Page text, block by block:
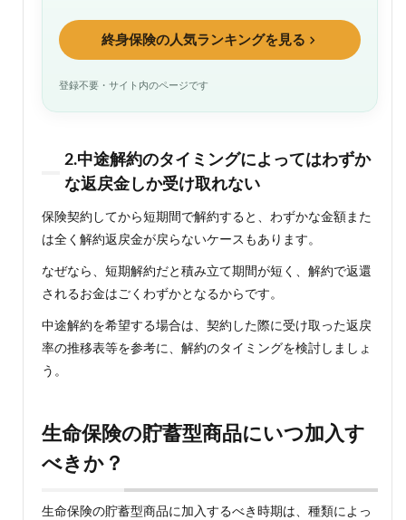
る人
7.2
がう
いっ
る人
8
貯蓄
命保
注意
点
品の
中に
は大
きな
クを
終身保険の人気ランキングを見る
登録不要・サイト内のページです
2.中途解約のタイミングによってはわずか
な返戻金しか受け取れない
保険契約してから短期間で解約すると、わずかな金額また
は全く解約返戻金が戻らないケースもあります。
なぜなら、短期解約だと積み立て期間が短く、解約で返還
されるお金はごくわずかとなるからです。
中途解約を希望する場合は、契約した際に受け取った返戻
率の推移表等を参考に、解約のタイミングを検討しましょ
う。
生命保険の貯蓄型商品にいつ加入す
べきか？
生命保険の貯蓄型商品に加入するべき時期は、種類によっ